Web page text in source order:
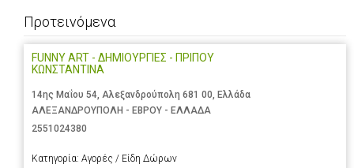
Προτεινόμενα
FUNNY ART - ΔΗΜΙΟΥΡΓΙΕΣ - ΠΡΙΠΟΥ
ΚΩΝΣΤΑΝΤΙΝΑ
14ης Μαΐου 54, Αλεξανδρούπολη 681 00, Ελλάδα
ΑΛΕΞΑΝΔΡΟΥΠΟΛΗ - ΕΒΡΟΥ - ΕΛΛΑΔΑ
2551024380
Κατηγορία: Αγορές / Είδη Δώρων